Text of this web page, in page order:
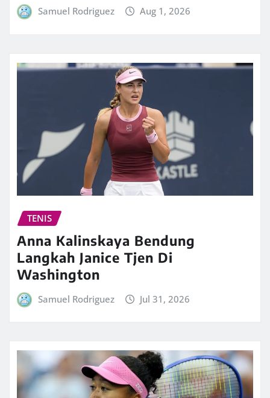
Samuel Rodriguez Aug 1, 2026
TENIS
Anna Kalinskaya Bendung
Langkah Janice Tjen Di
Washington
Samuel Rodriguez Jul 31, 2026